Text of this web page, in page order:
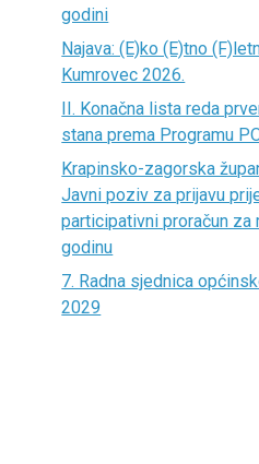
godini
Najava: (E)ko (E)tno
Kumrovec 2026.
II. Konačna lista reda
stana prema Programu
Krapinsko-zagorska
Javni poziv za prijavu
participativni proračun za
godinu
7. Radna sjednica
2029